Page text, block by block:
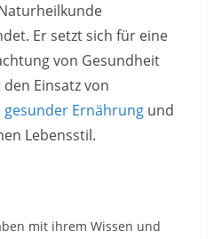
Er setzt sich für eine
von Gesundheit
Einsatz von
gesunder Ernährung und
Lebensstil.
mit ihrem Wissen und